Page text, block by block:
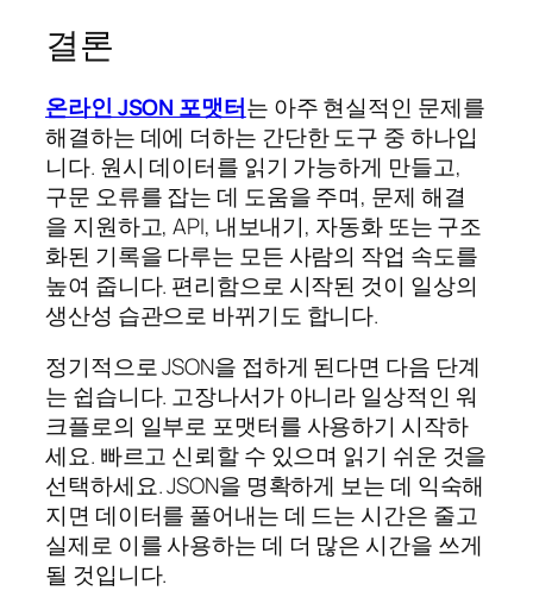
결론
온라인 JSON 포맷터는 아주 현실적인 문제를
해결하는 데에 더하는 간단한 도구 중 하나입
니다. 원시 데이터를 읽기 가능하게 만들고,
구문 오류를 잡는 데 도움을 주며, 문제 해결
을 지원하고, API, 내보내기, 자동화 또는 구조
화된 기록을 다루는 모든 사람의 작업 속도를
높여 줍니다. 편리함으로 시작된 것이 일상의
생산성 습관으로 바뀌기도 합니다.
정기적으로 JSON을 접하게 된다면 다음 단계
는 쉽습니다. 고장나서가 아니라 일상적인 워
크플로의 일부로 포맷터를 사용하기 시작하
세요. 빠르고 신뢰할 수 있으며 읽기 쉬운 것을
선택하세요. JSON을 명확하게 보는 데 익숙해
지면 데이터를 풀어내는 데 드는 시간은 줄고
실제로 이를 사용하는 데 더 많은 시간을 쓰게
될 것입니다.